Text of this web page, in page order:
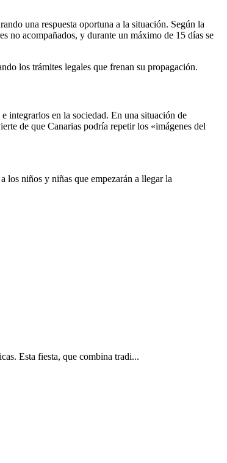
una respuesta oportuna a la situación. Según la
no acompañados, y durante un máximo de 15 días se
los trámites legales que frenan su propagación.
integrarlos en la sociedad. En una situación de
de que Canarias podría repetir los «imágenes del
los niños y niñas que empezarán a llegar la
Esta fiesta, que combina tradi...